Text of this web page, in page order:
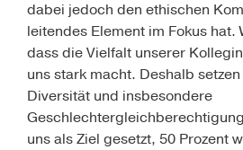
dabei jedoch den ethischen
leitendes Element im Fokus hat.
dass die Vielfalt unserer
uns stark macht. Deshalb
Diversität und insbesondere
uns als Ziel gesetzt, 50 Prozent